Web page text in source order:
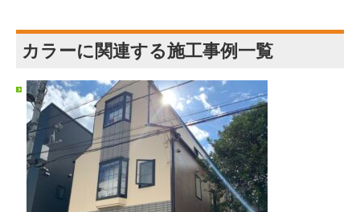
カラーに関連する施工事例一覧